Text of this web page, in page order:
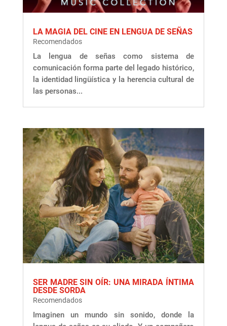
LA MAGIA DEL CINE EN LENGUA DE SEÑAS
Recomendados
La lengua de señas como sistema de
comunicación forma parte del legado histórico,
la identidad lingüística y la herencia cultural de
las personas...
SER MADRE SIN OÍR: UNA MIRADA ÍNTIMA
DESDE SORDA
Recomendados
Imaginen un mundo sin sonido, donde la